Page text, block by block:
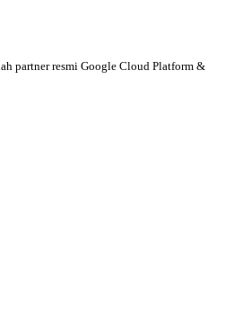
partner resmi Google Cloud Platform &